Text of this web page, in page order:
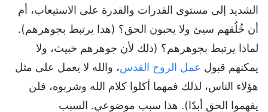
الشديد إلى مستوى القدرات والقدرة على الاستيعاب، أم
أن خُلُقهم سيئ ولا يحبون الحق؟ (هذا يرتبط بجوهرهم).
لماذا يرتبط بجوهرهم؟ (ذلك لأن جوهرهم خبيث، ولا
يمكنهم قبول عمل الروح القدس، والله لا يعمل على مثل
هؤلاء الناس، لذلك فمهما أكلوا كلام الله وشربوه، فلن
يفهموا الحق أبدًا). هذا سبب موضوعي. السبب